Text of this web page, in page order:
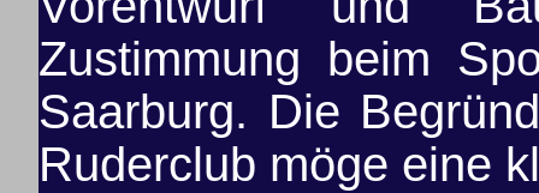
Zustimmung beim
Saarburg. Die
Ruderclub möge eine